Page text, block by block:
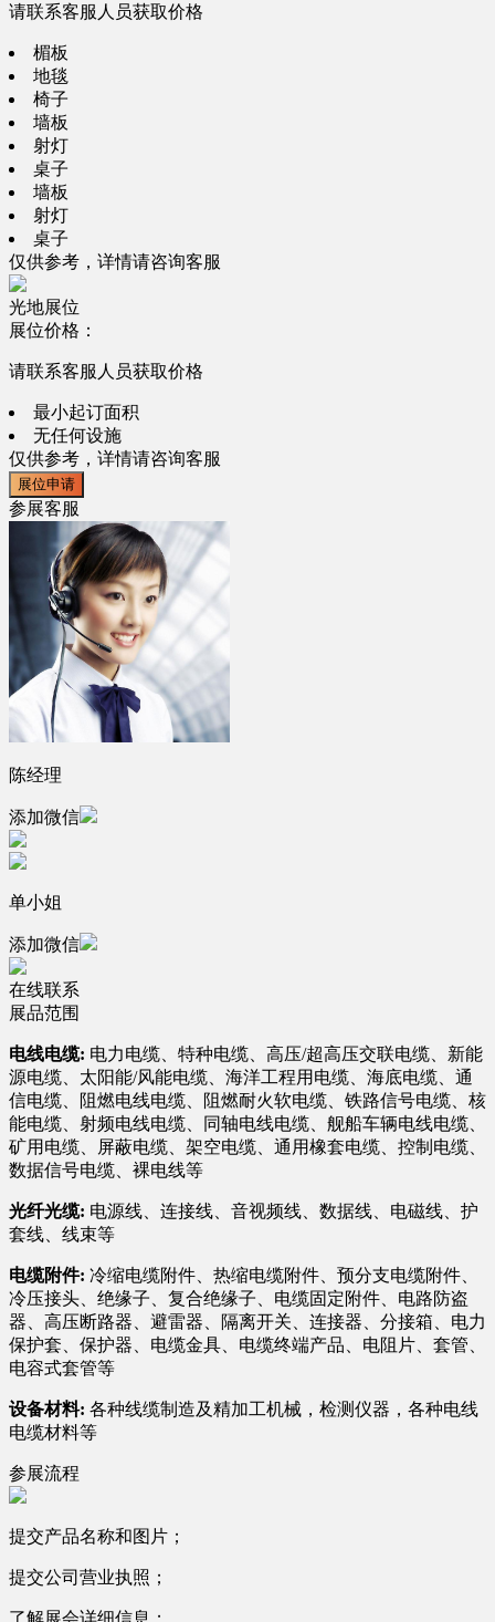
请联系客服人员获取价格
楣板
地毯
椅子
墙板
射灯
桌子
墙板
射灯
桌子
仅供参考，详情请咨询客服
光地展位
展位价格：
请联系客服人员获取价格
最小起订面积
无任何设施
仅供参考，详情请咨询客服
展位申请
参展客服
陈经理
添加微信
单小姐
添加微信
在线联系
展品范围
电线电缆: 电力电缆、特种电缆、高压/超高压交联电缆、新能
源电缆、太阳能/风能电缆、海洋工程用电缆、海底电缆、通
信电缆、阻燃电线电缆、阻燃耐火软电缆、铁路信号电缆、核
能电缆、射频电线电缆、同轴电线电缆、舰船车辆电线电缆、
矿用电缆、屏蔽电缆、架空电缆、通用橡套电缆、控制电缆、
数据信号电缆、裸电线等
光纤光缆: 电源线、连接线、音视频线、数据线、电磁线、护
套线、线束等
电缆附件: 冷缩电缆附件、热缩电缆附件、预分支电缆附件、
冷压接头、绝缘子、复合绝缘子、电缆固定附件、电路防盗
器、高压断路器、避雷器、隔离开关、连接器、分接箱、电力
保护套、保护器、电缆金具、电缆终端产品、电阻片、套管、
电容式套管等
设备材料: 各种线缆制造及精加工机械，检测仪器，各种电线
电缆材料等
参展流程
提交产品名称和图片；
提交公司营业执照；
了解展会详细信息；